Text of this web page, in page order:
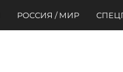
РОССИЯ / МИР